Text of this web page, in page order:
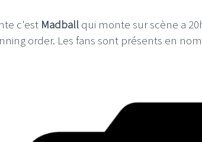
c'est Madball qui monte sur scène a
order. Les fans sont présents en